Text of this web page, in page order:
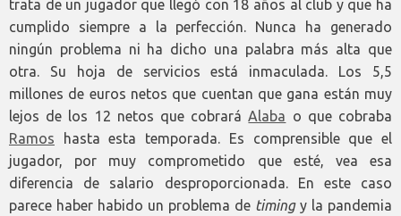
trata de un jugador que llegó con 18 años al club y que ha
cumplido siempre a la perfección. Nunca ha generado
ningún problema ni ha dicho una palabra más alta que
otra. Su hoja de servicios está inmaculada. Los 5,5
millones de euros netos que cuentan que gana están muy
lejos de los 12 netos que cobraráAlaba o que cobraba
Ramos hasta esta temporada. Es comprensible que el
jugador, por muy comprometido que esté, vea esa
diferencia de salario desproporcionada. En este caso
parece haber habido un problema de timingy la pandemia